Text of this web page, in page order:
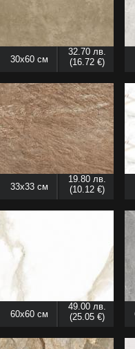
30x60 см
32.70 лв.
(16.72 €)
33x33 см
19.80 лв.
(10.12 €)
60x60 см
49.00 лв.
(25.05 €)